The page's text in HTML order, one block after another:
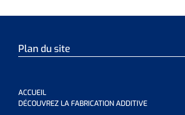
Plan du site
ACCUEIL
DÉCOUVREZ LA FABRICATION ADDITIVE